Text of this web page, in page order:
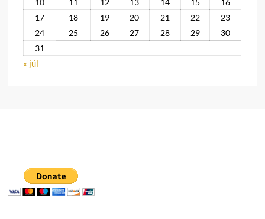
17
18 19 20 21 22
23
24
25 26 27 28 29
30
31
« júl